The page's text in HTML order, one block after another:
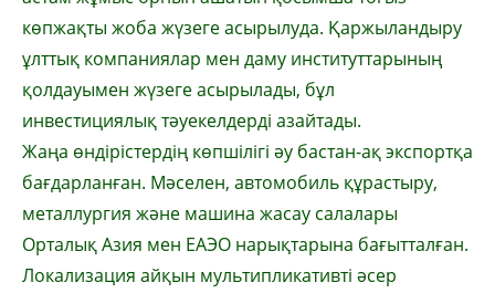
көпжақты жоба жүзеге асырылуда. Қаржыландыру
ұлттық компаниялар мен даму институттарының
қолдауымен жүзеге асырылады, бұл
инвестициялық тәуекелдерді азайтады.
Жаңа өндірістердің көпшілігі әу бастан-ақ экспортқа
бағдарланған. Мәселен, автомобиль құрастыру,
металлургия және машина жасау салалары
Орталық Азия мен ЕАЭО нарықтарына бағытталған.
Локализация айқын мультипликативті әсер